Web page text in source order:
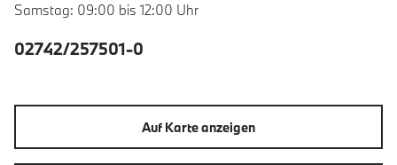
Samstag: 09:00 bis 12:00 Uhr
02742/257501-0
Auf Karte anzeigen